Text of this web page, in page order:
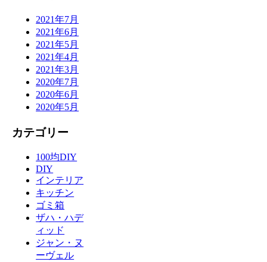
2021年7月
2021年6月
2021年5月
2021年4月
2021年3月
2020年7月
2020年6月
2020年5月
カテゴリー
100均DIY
DIY
インテリア
キッチン
ゴミ箱
ザハ・ハデ
ィッド
ジャン・ヌ
ーヴェル